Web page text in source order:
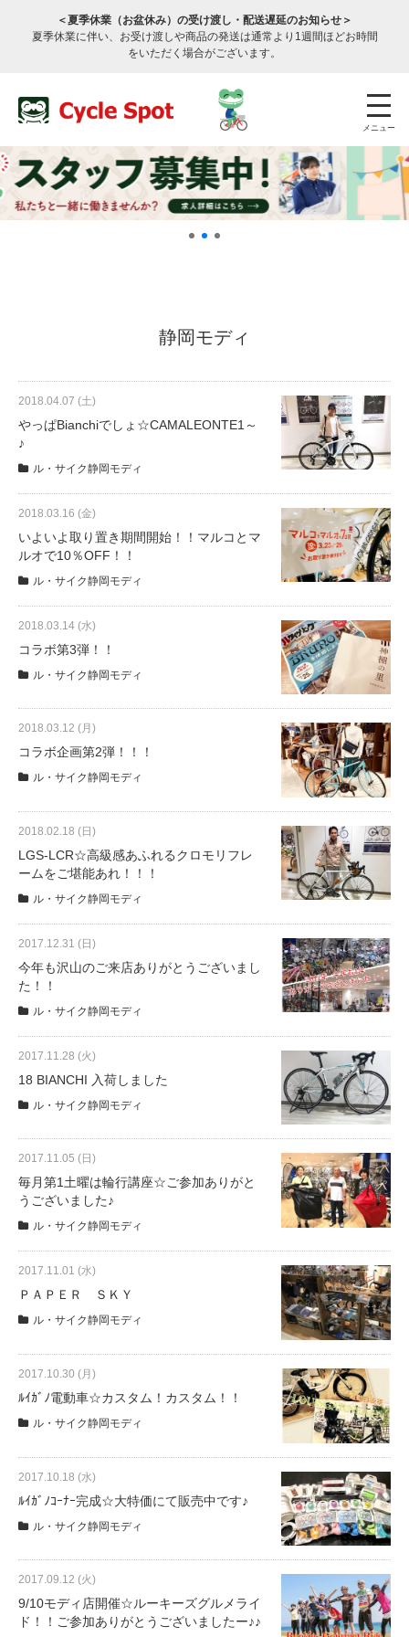
＜夏季休業（お盆休み）の受け渡し・配送遅延のお知らせ＞
夏季休業に伴い、お受け渡しや商品の発送は通常より1週間ほどお時間
をいただく場合がございます。
メニュー
修理・メンテナンス工賃
盗難保証
オリジナル自転車
PB全車種カタログ
eVita
コンテンツ
イベント
特集
求人情報
募集中の求人情報
その他
会社概要
個人情報保護
静岡モディ
2018.04.07 (土)
やっぱBianchiでしょ☆CAMALEONTE1～
♪
ル・サイク静岡モディ
2018.03.16 (金)
いよいよ取り置き期間開始！！マルコとマ
ルオで10％OFF！！
ル・サイク静岡モディ
2018.03.14 (水)
コラボ第3弾！！
ル・サイク静岡モディ
2018.03.12 (月)
コラボ企画第2弾！！！
ル・サイク静岡モディ
2018.02.18 (日)
LGS-LCR☆高級感あふれるクロモリフレ
ームをご堪能あれ！！！
ル・サイク静岡モディ
2017.12.31 (日)
今年も沢山のご来店ありがとうございまし
た！！
ル・サイク静岡モディ
2017.11.28 (火)
18 BIANCHI 入荷しました
ル・サイク静岡モディ
2017.11.05 (日)
毎月第1土曜は輪行講座☆ご参加ありがと
うございました♪
ル・サイク静岡モディ
2017.11.01 (水)
ＰＡＰＥＲ ＳＫＹ
ル・サイク静岡モディ
2017.10.30 (月)
ﾙｲｶﾞﾉ電動車☆カスタム！カスタム！！
ル・サイク静岡モディ
2017.10.18 (水)
ﾙｲｶﾞﾉｺｰﾅｰ完成☆大特価にて販売中です♪
ル・サイク静岡モディ
2017.09.12 (火)
9/10モディ店開催☆ルーキーズグルメライ
ド！！ご参加ありがとうございましたー♪♪